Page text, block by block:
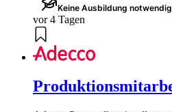
Keine Ausbildung notwendig
vor 4 Tagen